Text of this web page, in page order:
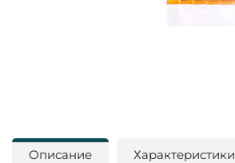
Описание Характеристики